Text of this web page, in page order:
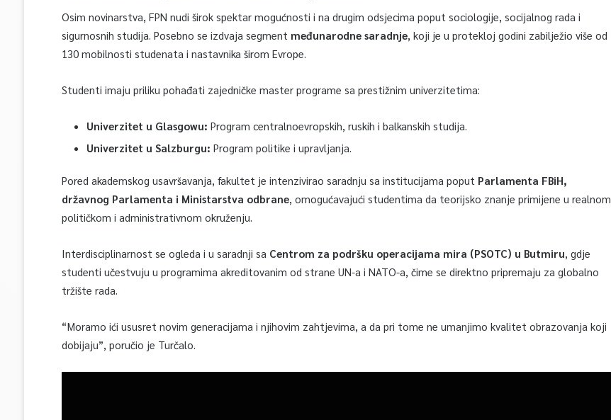
Osim novinarstva, FPN nudi širok spektar mogućnosti i na drugim odsjecima poput sociologije, socijalnog rada i
sigurnosnih studija. Posebno se izdvaja segment međunarodne saradnje, koji je u protekloj godini zabilježio više od
130 mobilnosti studenata i nastavnika širom Evrope.
Studenti imaju priliku pohađati zajedničke master programe sa prestižnim univerzitetima:
Univerzitet u Glasgowu: Program centralnoevropskih, ruskih i balkanskih studija.
Univerzitet u Salzburgu: Program politike i upravljanja.
Pored akademskog usavršavanja, fakultet je intenzivirao saradnju sa institucijama poput Parlamenta FBiH,
državnog Parlamenta i Ministarstva odbrane, omogućavajući studentima da teorijsko znanje primijene u realnom
političkom i administrativnom okruženju.
Interdisciplinarnost se ogleda i u saradnji sa Centrom za podršku operacijama mira (PSOTC) u Butmiru, gdje
studenti učestvuju u programima akreditovanim od strane UN-a i NATO-a, čime se direktno pripremaju za globalno
tržište rada.
“Moramo ići ususret novim generacijama i njihovim zahtjevima, a da pri tome ne umanjimo kvalitet obrazovanja koji
dobijaju”, poručio je Turčalo.